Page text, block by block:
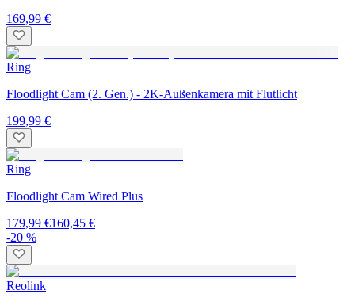
169,99 €
Ring
Floodlight Cam (2. Gen.) - 2K-Außenkamera mit Flutlicht
199,99 €
Ring
Floodlight Cam Wired Plus
179,99 €160,45 €
-20 %
Reolink